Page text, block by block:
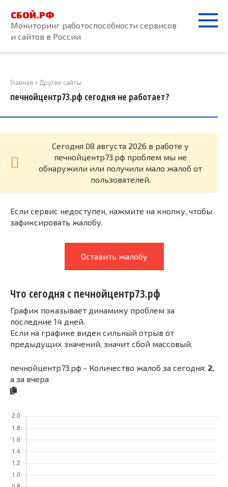
контенту
СБОЙ.РФ
Мониторинг работоспособности сервисов
и сайтов в России
Главная » Другие сайты
печнойцентр73.рф сегодня не работает?
Cегодня 08 августа 2026 в работе у
печнойцентр73.рф проблем мы не
обнаружили или получили мало жалоб от
пользователей.
Если сервис недоступен, нажмите на кнопку, чтобы
зафиксировать жалобу.
Оставить жалобу
Что сегодня с печнойцентр73.рф
График показывает динамику проблем за
последние 14 дней.
Если на графике виден сильный отрыв от
предыдущих значений, значит сбой массовый.
печнойцентр73.рф - Количество жалоб за сегодня: 2
а за вчера